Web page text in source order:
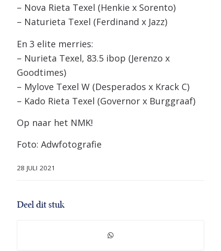
– Nova Rieta Texel (Henkie x Sorento)
– Naturieta Texel (Ferdinand x Jazz)
En 3 elite merries:
– Nurieta Texel, 83.5 ibop (Jerenzo x
Goodtimes)
– Mylove Texel W (Desperados x Krack C)
– Kado Rieta Texel (Governor x Burggraaf)
Op naar het NMK!
Foto: Adwfotografie
28 JULI 2021
Deel dit stuk